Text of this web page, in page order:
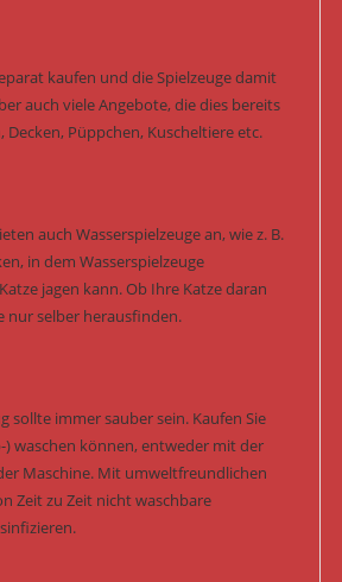
kaufen und die Spielzeuge damit
auch viele Angebote, die dies bereits
Decken, Püppchen, Kuscheltiere etc.
auch Wasserspielzeuge an, wie z. B.
in dem Wasserspielzeuge
jagen kann. Ob Ihre Katze daran
nur selber herausfinden.
sollte immer sauber sein. Kaufen Sie
) waschen können, entweder mit der
Maschine. Mit umweltfreundlichen
Zeit zu Zeit nicht waschbare